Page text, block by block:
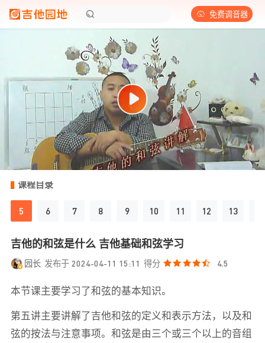
免费调音器
课程目录
5 6 7 8 9 10 11 12 13
吉他的和弦是什么 吉他基础和弦学习
园长 发布于 2024-04-11 15:11 得分 4.5
本节课主要学习了和弦的基本知识。
第五讲主要讲解了吉他和弦的定义和表示方法，以及和
弦的按法与注意事项。和弦是由三个或三个以上的音组